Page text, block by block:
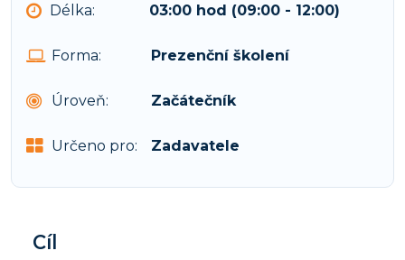
Délka: 03:00 hod (09:00 - 12:00)
Forma: Prezenční školení
Úroveň: Začátečník
Určeno pro: Zadavatele
Cíl